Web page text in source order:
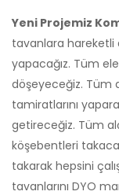
Yeni Projemiz
tavanlara hareketli
yapacağız. Tüm
döşeyeceğiz. Tüm
tamiratlarını
getireceğiz. Tüm
köşebentleri
takarak hepsini
tavanlarını DYO